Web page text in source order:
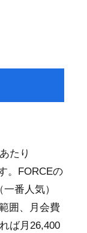
たり
。FORCEの
番人気）
囲、月会費
ば月26,400